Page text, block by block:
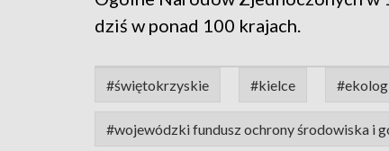
dziś w ponad 100 krajach.
#świętokrzyskie #kielce
#wojewódzki fundusz ochrony środowiska i